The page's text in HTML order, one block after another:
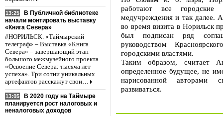
13:25
В Публичной библиотеке
начали монтировать выставку
«Книга Севера»
#НОРИЛЬСК. «Таймырский
телеграф» – Выставка «Книга
Севера» – завершающий этап
большого межмузейного проекта
«Освоение Севера: тысяча лет
успеха». Три сотни уникальных
артефактов расскажут свои…
13:05
В 2020 году на Таймыре
планируется рост налоговых и
неналоговых доходов
работают все
медучреждения и так далее.
во время визита в Норильск
был подписан ряд
руководством
городскими властями.
Таким образом, считает
определенное будущее, не
нарисованной авторами
развиваться.